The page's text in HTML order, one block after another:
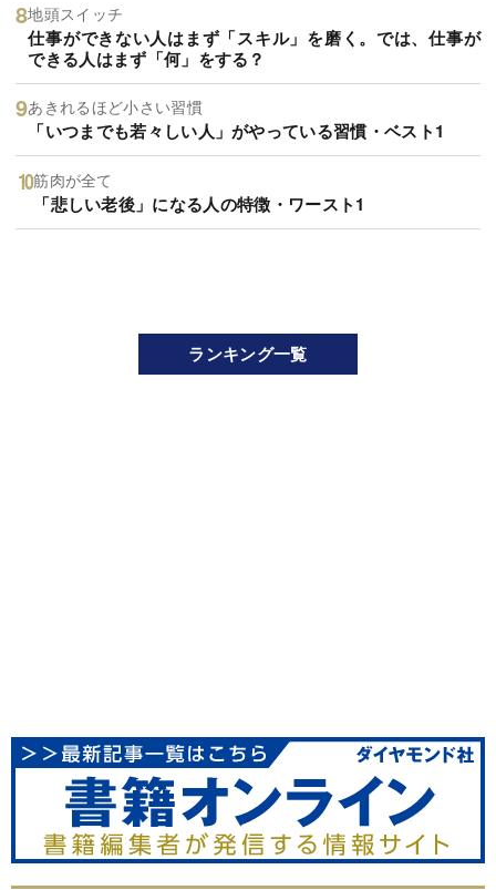
地頭スイッチ
仕事ができない人はまず「スキル」を磨く。では、仕事が
できる人はまず「何」をする？
あきれるほど小さい習慣
「いつまでも若々しい人」がやっている習慣・ベスト1
筋肉が全て
「悲しい老後」になる人の特徴・ワースト1
ランキング一覧